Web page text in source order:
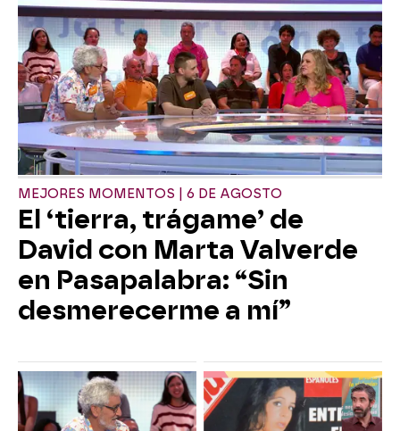
MEJORES MOMENTOS | 6 DE AGOSTO
El ‘tierra, trágame’ de
David con Marta Valverde
en Pasapalabra: “Sin
desmerecerme a mí”